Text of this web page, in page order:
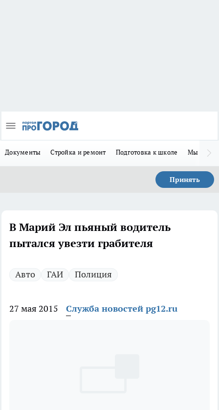
Документы Стройка и ремонт Подготовка к школе Мы в MAX
Принять
В Марий Эл пьяный водитель
пытался увезти грабителя
Авто ГАИ Полиция
27 мая 2015 Служба новостей pg12.ru